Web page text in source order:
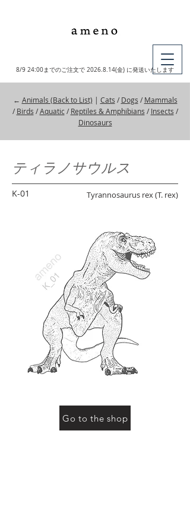
8/9 24:00までのご注文で 2026.8.14(金) に発送いたします
← Animals (Back to List) | Cats / Dogs / Mammals
/ Birds /Aquatic/ Reptiles & Amphibians / Insects /
Dinosaurs
ティラノサウルス
K-01 Tyrannosaurus rex (T. rex)
Go to the shop